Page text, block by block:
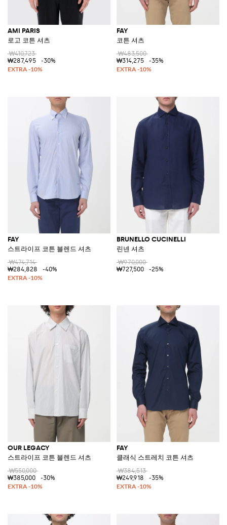
AMI PARIS
로고 코튼 셔츠
₩410,723
₩287,495
-30%
FAY
코튼 셔츠
₩483,500
₩314,275
-35%
FAY
스트라이프 코튼 블렌드 셔츠
₩474,714
₩284,828
-40%
BRUNELLO CUCINELLI
린넨 셔츠
₩970,000
₩727,500
-25%
OUR LEGACY
스트라이프 코튼 블렌드 셔츠
₩550,000
₩385,000
-30%
FAY
클래식 스트레치 코튼 셔츠
₩384,513
₩249,918
-35%